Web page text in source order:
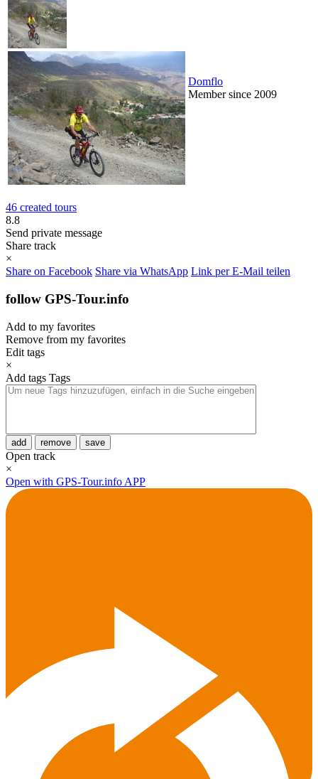
Domflo
Member since 2009
46 created tours
8.8
Send private message
Share track
×
Share on Facebook Share via WhatsApp Link per E-Mail teilen
follow GPS-Tour.info
Add to my favorites
Remove from my favorites
Edit tags
×
Add tags Tags
add remove save
Open track
×
Open with GPS-Tour.info APP